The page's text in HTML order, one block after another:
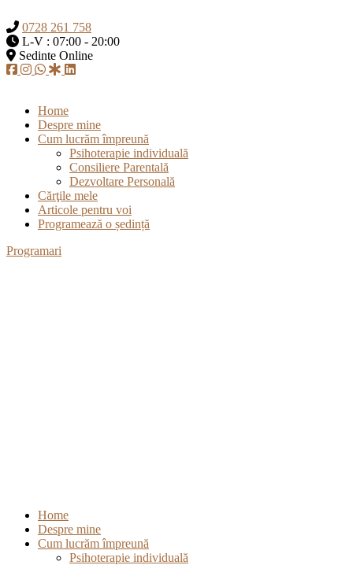
0728 261 758
L-V : 07:00 - 20:00
Sedinte Online
Home
Despre mine
Cum lucrăm împreună
Psihoterapie individuală
Consiliere Parentală
Dezvoltare Personală
Cărţile mele
Articole pentru voi
Programează o ședință
Programari
Home
Despre mine
Cum lucrăm împreună
Psihoterapie individuală